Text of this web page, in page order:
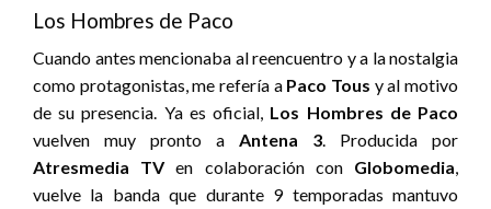
Los Hombres de Paco
Cuando antes mencionaba al reencuentro y a la nostalgia
como protagonistas, me refería a Paco Tous y al motivo
de su presencia. Ya es oficial, Los Hombres de Paco
vuelven muy pronto a Antena 3 . Producida por
Atresmedia TVen colaboración con Globomedia
vuelve la banda que durante 9 temporadas mantuvo